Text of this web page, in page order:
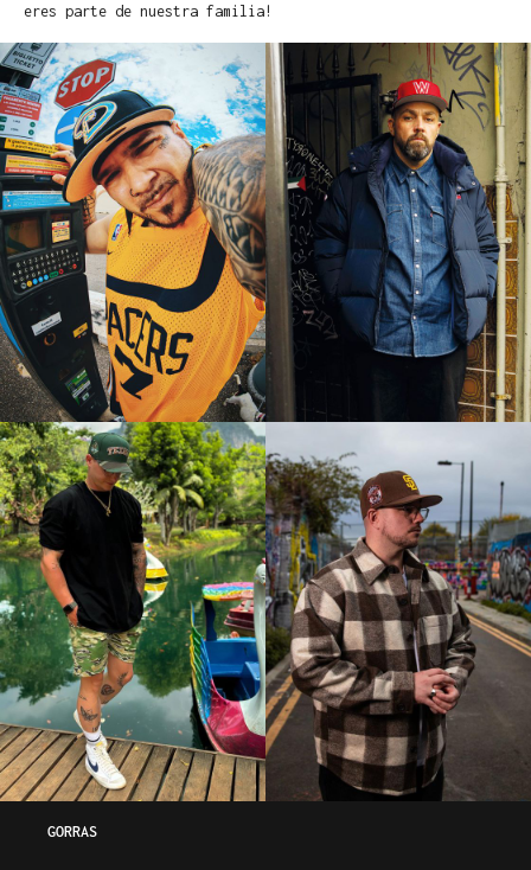
eres parte de nuestra familia!
GORRAS